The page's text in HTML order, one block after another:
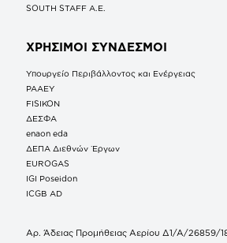
SOUTH STAFF Α.Ε.
ΧΡΗΣΙΜΟΙ ΣΥΝΔΕΣΜΟΙ
Υπουργείο Περιβάλλοντος και Ενέργειας
ΡΑΑΕΥ
FISIKON
ΔΕΣΦΑ
enaon eda
ΔΕΠΑ Διεθνών Έργων
EUROGAS
IGI Poseidon
ICGB AD
Αρ. Άδειας Προμήθειας Αερίου Δ1/Α/26859/